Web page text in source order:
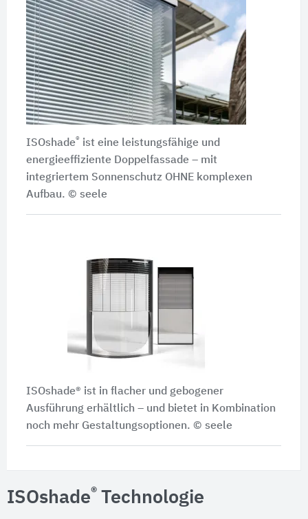
ISOshade® ist eine leistungsfähige und
energieeffiziente Doppelfassade – mit
integriertem Sonnenschutz OHNE komplexen
Aufbau. © seele
ISOshade® ist in flacher und gebogener
Ausführung erhältlich – und bietet in Kombination
noch mehr Gestaltungsoptionen. © seele
ISOshade® Technologie